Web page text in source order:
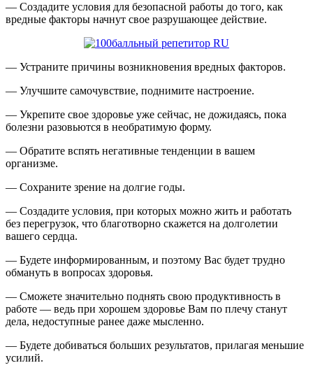
— Создадите условия для безопасной работы до того, как
вредные факторы начнут свое разрушающее действие.
— Устраните причины возникновения вредных факторов.
— Улучшите самочувствие, поднимите настроение.
— Укрепите свое здоровье уже сейчас, не дожидаясь, пока
болезни разовьются в необратимую форму.
— Обратите вспять негативные тенденции в вашем
организме.
— Сохраните зрение на долгие годы.
— Создадите условия, при которых можно жить и работать
без перегрузок, что благотворно скажется на долголетии
вашего сердца.
— Будете информированным, и поэтому Вас будет трудно
обмануть в вопросах здоровья.
— Сможете значительно поднять свою продуктивность в
работе — ведь при хорошем здоровье Вам по плечу станут
дела, недоступные ранее даже мысленно.
— Будете добиваться больших результатов, прилагая меньшие
усилий.